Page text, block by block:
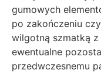
gumowych
po zakończeniu
wilgotną szmatką
ewentualne
przedwczesnemu